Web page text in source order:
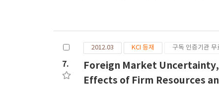
로 <천일생수(天一生水)>와 <태 일생수(
7.
2012.03 KCI 등재 구독 인증기관
Foreign Market
Effects of Firm Resources